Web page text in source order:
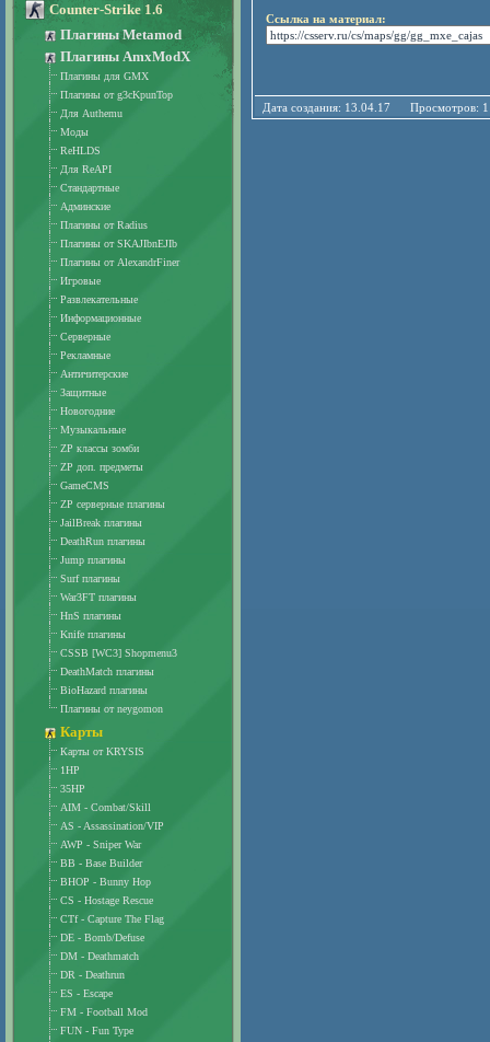
Ссылка на материал:
Дата создания: 13.04.17
Counter-Strike 1.6
Плагины Metamod
Плагины AmxModX
Плагины для GMX
Плагины от g3cKpunTop
Для Authemu
Моды
ReHLDS
Для ReAPI
Стандартные
Админские
Плагины от Radius
Плагины от SKAJIbnEJIb
Плагины от AlexandrFiner
Игровые
Развлекательные
Информационные
Серверные
Рекламные
Античитерские
Защитные
Новогодние
Музыкальные
ZP классы зомби
ZP доп. предметы
GameCMS
ZP серверные плагины
JailBreak плагины
DeathRun плагины
Jump плагины
Surf плагины
War3FT плагины
HnS плагины
Knife плагины
CSSB [WC3] Shopmenu3
DeathMatch плагины
BioHazard плагины
Плагины от neygomon
Карты
Карты от KRYSIS
1HP
35HP
AIM - Combat/Skill
AS - Assassination/VIP
AWP - Sniper War
BB - Base Builder
BHOP - Bunny Hop
CS - Hostage Rescue
CTf - Capture The Flag
DE - Bomb/Defuse
DM - Deathmatch
DR - Deathrun
ES - Escape
FM - Football Mod
FUN - Fun Type